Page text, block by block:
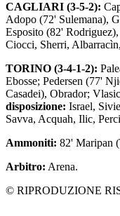
CAGLIARI (3-5-2):
Adopo (72' Sulemana),
Esposito (82'
Ciocci, Sherri,
TORINO (3-4-1-2):
Ebosse; Pedersen (77'
Casadei), Obrador;
disposizione: Israel,
Savva, Acquah, Ilic,
Ammoniti: 82' Maripan
Arbitro: Arena.
© RIPRODUZIONE